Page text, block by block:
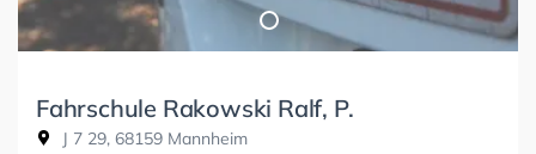
Fahrschule Rakowski Ralf, P.
J 7 29, 68159 Mannheim